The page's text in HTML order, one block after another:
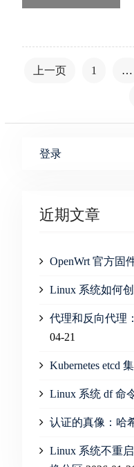
上一页 1 …
登录
近期文章
OpenWrt 官方固
Linux 系统如何
代理和反向代理
04-21
Kubernetes etcd
Linux 系统 df 命
认证的真像：哈
Linux 系统不重